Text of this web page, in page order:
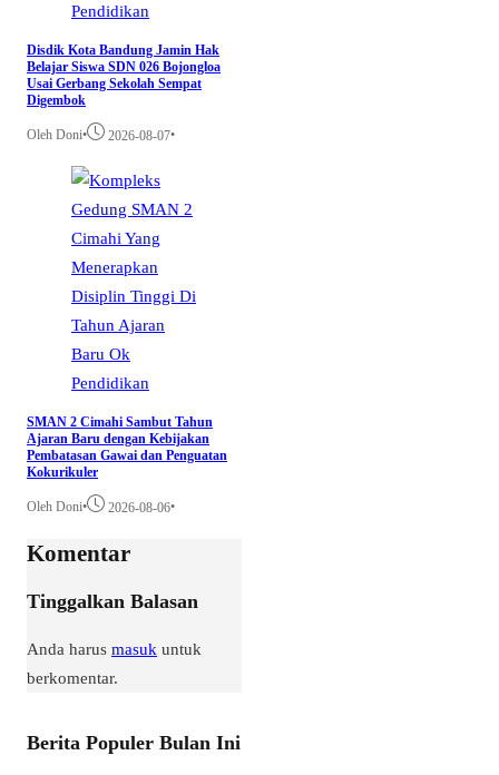
Pendidikan
Disdik Kota Bandung Jamin Hak
Belajar Siswa SDN 026 Bojongloa
Usai Gerbang Sekolah Sempat
Digembok
Oleh Doni• 2026-08-07•
Pendidikan
SMAN 2 Cimahi Sambut Tahun
Ajaran Baru dengan Kebijakan
Pembatasan Gawai dan Penguatan
Kokurikuler
Oleh Doni• 2026-08-06•
Komentar
Tinggalkan Balasan
Anda harus masuk untuk
berkomentar.
Berita Populer Bulan Ini